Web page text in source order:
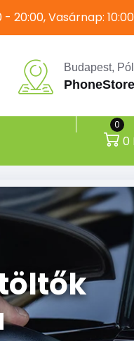
20:00, Vasárnap:
Budapest,
0
0